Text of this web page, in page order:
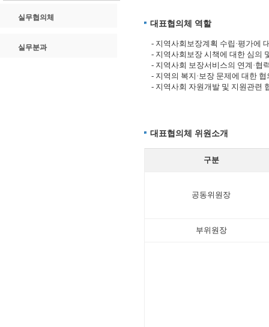
실무협의체
실무분과
대표협의체 역할
- 지역사회보장계획 수립·평가에
- 지역사회보장 시책에 대한 심의
- 지역사회 보장서비스의 연계·협
- 지역의 복지·보장 문제에 대한
- 지역사회 자원개발 및 지원관련
대표협의체 위원소개
구분
공동위원장
부위원장